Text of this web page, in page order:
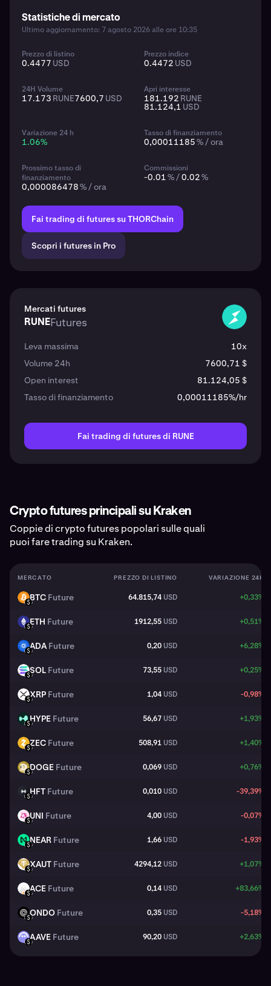
Statistiche di mercato
Ultimo aggiornamento: 7 agosto 2026 alle ore 10:35
Prezzo di listino
0.4477 USD
Prezzo indice
0.4472 USD
24H Volume
17.173 RUNE7600,7 USD
Apri interesse
181.192 RUNE
81.124,1 USD
Variazione 24 h
1.06%
Tasso di finanziamento
0,00011185% / ora
Prossimo tasso di
finanziamento
0,000086478% / ora
Commissioni
-0.01% /0.02%
Fai trading di futures su THORChain
Scopri i futures in Pro
Mercati futures
RUNEFutures RUNE
Leva massima
10x
Volume 24h
7600,71 $
Open interest
81.124,05 $
Tasso di finanziamento
0,00011185%/hr
Fai trading di futures di RUNE
Crypto futures principali su Kraken
Coppie di crypto futures popolari sulle quali
puoi fare trading su Kraken.
MERCATO PREZZO DI LISTINO VARIAZIONE 24H
BTC
USDBTC Future 64.815,74 USD +0,33%
ETH
USDETH Future 1912,55 USD +0,51%
ADA
USDADAFuture 0,20 USD +6,28%
SOL
USDSOL Future 73,55 USD +0,25%
XRP
USDXRP Future 1,04 USD -0,98%
HYPE
USDHYPE Future 56,67 USD +1,93%
ZEC
USDZEC Future 508,91 USD +1,40%
DOGE
USDDOGE Future 0,069 USD +0,76%
HFT
USDHFT Future 0,010 USD -39,39%
UNI
USDUNI Future 4,00 USD -0,07%
NEAR
USDNEAR Future 1,66 USD -1,93%
XAUT
USDXAUT Future 4294,12 USD +1,07%
ACE
USDACE Future 0,14 USD +83,66%
ONDO
USDONDO Future 0,35 USD -5,18%
AAVE
USDAAVE Future 90,20 USD +2,63%